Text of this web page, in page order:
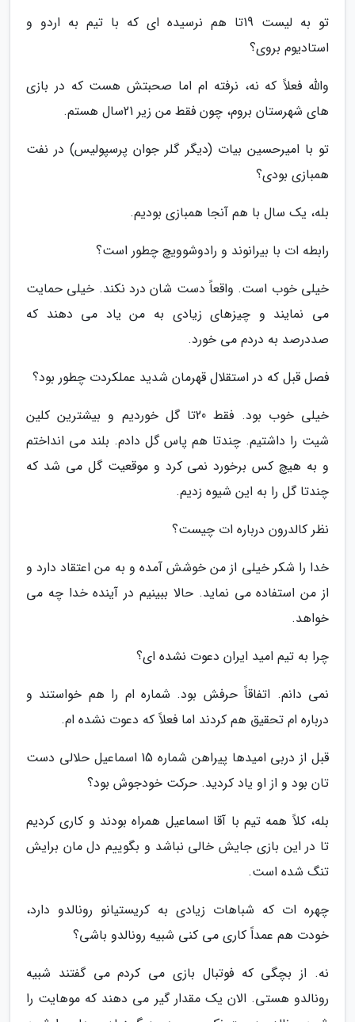
تو به لیست 19تا هم نرسیده ای که با تیم به اردو و
استادیوم بروی؟
والله فعلاً که نه، نرفته ام اما صحبتش هست که در بازی
های شهرستان بروم، چون فقط من زیر 21سال هستم.
تو با امیرحسین بیات (دیگر گلر جوان پرسپولیس) در نفت
همبازی بودی؟
بله، یک سال با هم آنجا همبازی بودیم.
رابطه ات با بیرانوند و رادوشوویچ چطور است؟
خیلی خوب است. واقعاً دست شان درد نکند. خیلی حمایت
می نمایند و چیزهای زیادی به من یاد می دهند که
صددرصد به دردم می خورد.
فصل قبل که در استقلال قهرمان شدید عملکردت چطور بود؟
خیلی خوب بود. فقط 20تا گل خوردیم و بیشترین کلین
شیت را داشتیم. چندتا هم پاس گل دادم. بلند می انداختم
و به هیچ کس برخورد نمی کرد و موقعیت گل می شد که
چندتا گل را به این شیوه زدیم.
نظر کالدرون درباره ات چیست؟
خدا را شکر خیلی از من خوشش آمده و به من اعتقاد دارد و
از من استفاده می نماید. حالا ببینیم در آینده خدا چه می
خواهد.
چرا به تیم امید ایران دعوت نشده ای؟
نمی دانم. اتفاقاً حرفش بود. شماره ام را هم خواستند و
درباره ام تحقیق هم کردند اما فعلاً که دعوت نشده ام.
قبل از دربی امیدها پیراهن شماره 15 اسماعیل حلالی دست
تان بود و از او یاد کردید. حرکت خودجوش بود؟
بله، کلاً همه تیم با آقا اسماعیل همراه بودند و کاری کردیم
تا در این بازی جایش خالی نباشد و بگوییم دل مان برایش
تنگ شده است.
چهره ات که شباهات زیادی به کریستیانو رونالدو دارد،
خودت هم عمداً کاری می کنی شبیه رونالدو باشی؟
نه. از بچگی که فوتبال بازی می کردم می گفتند شبیه
رونالدو هستی. الان یک مقدار گیر می دهند که موهایت را